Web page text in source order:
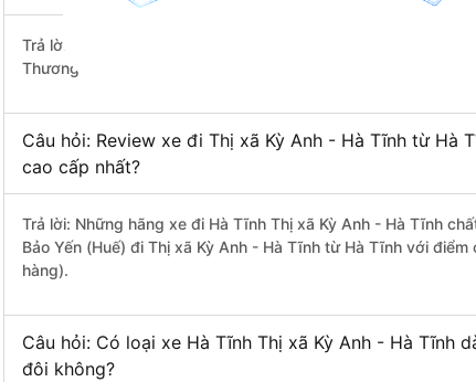
Trả lời: Chuyến xe có giờ xuất phát trễ (muộn) nhất là vào lúc
Thương.
Câu hỏi: Review xe đi Thị xã Kỳ Anh - Hà Tĩnh từ Hà
cao cấp nhất?
Trả lời: Những hãng xe đi Hà Tĩnh Thị xã Kỳ Anh - Hà Tĩnh
Bảo Yến (Huế) đi Thị xã Kỳ Anh - Hà Tĩnh từ Hà Tĩnh với
hàng).
Câu hỏi: Có loại xe Hà Tĩnh Thị xã Kỳ Anh - Hà Tĩnh
đôi không?